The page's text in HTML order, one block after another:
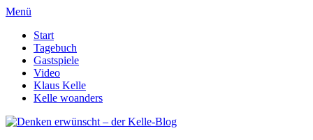
Menü
Start
Tagebuch
Gastspiele
Video
Klaus Kelle
Kelle woanders